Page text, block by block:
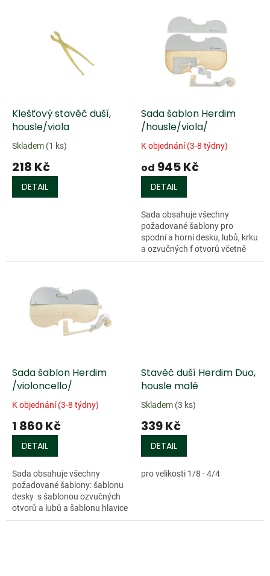
dKlešťový stavěč duší,
housle/viola
Skladem (1 ks)
218 Kč
DETAIL
Sada šablon Herdim
/housle/viola/
K objednání (3-8 týdny)
od 945 Kč
DETAIL
Sada obsahuje všechny
požadované šablony pro
spodní a horní desku, lubů, krku
a ozvučných f otvorů včetně
jejich polohy, jakož i šablonu
Sada šablon Herdim
/violoncello/
K objednání (3-8 týdny)
1 860 Kč
DETAIL
Sada obsahuje všechny
požadované šablony: šablonu
desky s šablonou ozvučných
otvorů a lubů a šablonu hlavice
Autentické šablony kontur
Stavěč duší Herdim Duo,
housle malé
Skladem (3 ks)
339 Kč
DETAIL
pro velikosti 1/8 - 4/4